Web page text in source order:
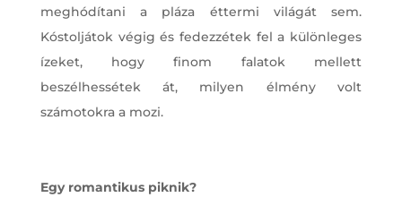
meghódítani a pláza éttermi világát sem.
Kóstoljátok végig és fedezzétek fel a különleges
ízeket, hogy finom falatok mellett
beszélhessétek át, milyen élmény volt
számotokra a mozi.
Egy romantikus piknik?